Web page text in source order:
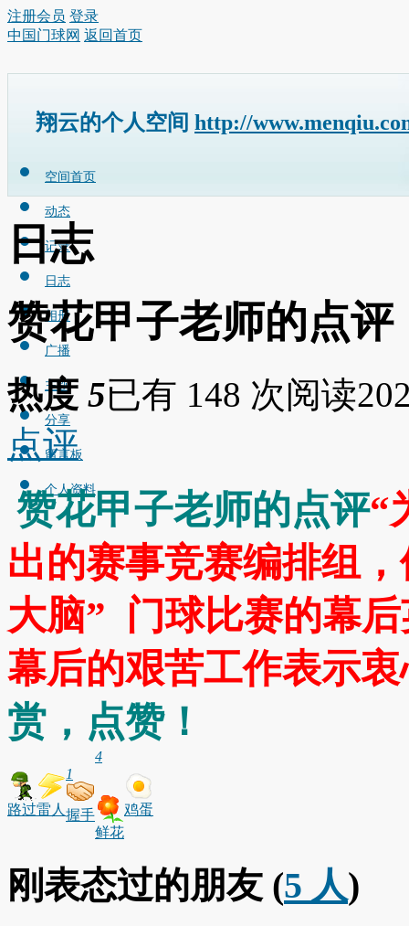
注册会员 登录
中国门球网 返回首页
翔云的个人空间 http://
空间首页
动态
记录
日志
相册
广播
主题
分享
留言板
个人资料
日志
赞花甲子老师的点评
热度 5已有 148 次阅读
点评
赞花甲子老师的点评“
出的赛事竞赛编排组
大脑” 门球比赛的幕
幕后的艰苦工作表示
赏，点赞！
路过雷人
1
握手
4
鲜花
鸡蛋
刚表态过的朋友 (5 人)